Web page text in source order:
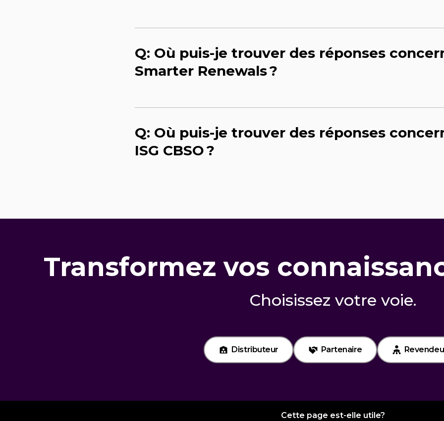
Q: Où puis-je trouver des réponses
Smarter Renewals ?
Q: Où puis-je trouver des réponses
ISG CBSO ?
Transformez vos
Choisissez votre voie.
Distributeur Partenaire
Cette page est-elle utile?